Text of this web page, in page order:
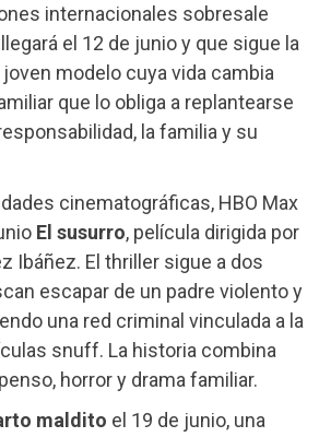
internacionales sobresale
el 12 de junio y que sigue la
modelo cuya vida cambia
que lo obliga a replantearse
la familia y su
cinematográficas, HBO Max
El susurro, película dirigida por
Ibáñez. El thriller sigue a dos
escapar de un padre violento y
una red criminal vinculada a la
snuff. La historia combina
horror y drama familiar.
maldito el 19 de junio, una